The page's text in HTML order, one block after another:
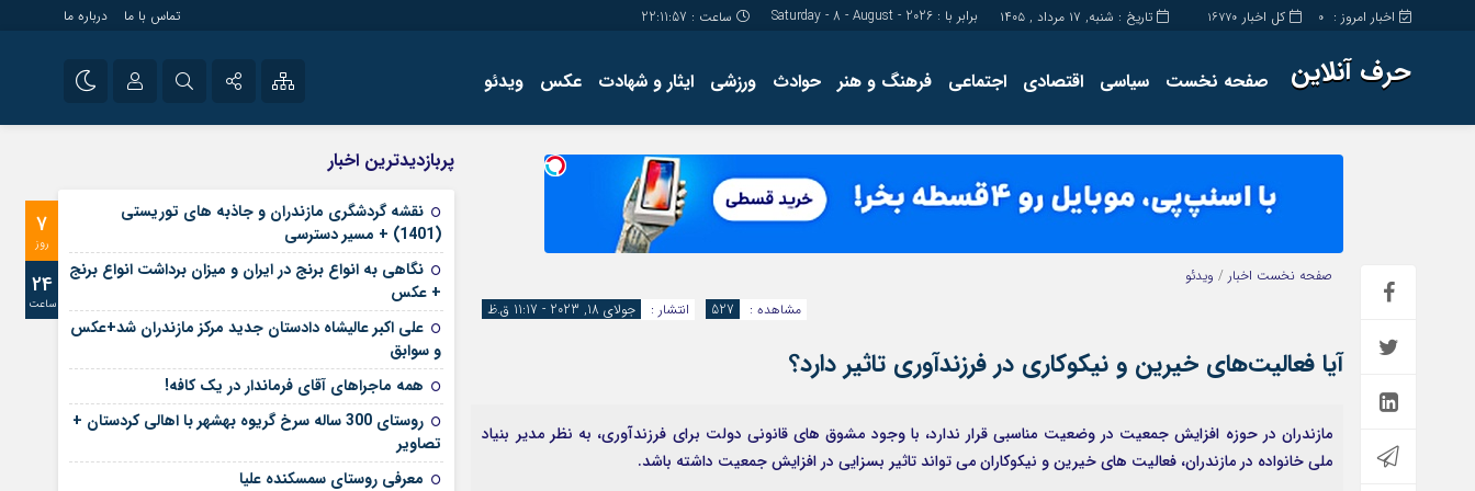
کل اخبار 16770 اخبار امروز : 0 تاریخ : شنبه, ۱۷ مرداد , ۱۴۰۵ برابر با : Saturday - 8 - August - 2026 ساعت : 22:11:57 تماس با ما درباره ما
حرف آنلاین صفحه نخست سیاسی اقتصادی اجتماعی فرهنگ و هنر حوادث ورزشی ایثار و شهادت عکس ویدئو
آپارات
رمز عبور
مرا به خاطر بسپار
کارگاه آموزشی راه اندازی سایت و
تولید محتوا سایت های خبری و
مجله ای
صفحه نخست اخبار / ویدئو
انتشار :
جولای 18, 2023 - 11:17 ق.ظ مشاهده : 527
آیا فعالیت‌های خیرین و نیکوکاری در فرزندآوری تاثیر دارد؟
مازندران در حوزه افزایش جمعیت در وضعیت مناسبی قرار ندارد، با وجود مشوق های قانونی دولت برای فرزندآوری، به نظر مدیر بنیاد
ملی خانواده در مازندران، فعالیت های خیرین و نیکوکاران می تواند تاثیر بسزایی در افزایش جمعیت داشته باشد.
پربازدیدترین اخبار
7
روز
24
ساعت
نقشه گردشگری مازندران و جاذبه های توریستی
(1401) + مسیر دسترسی
نگاهی به انواع برنج در ایران و میزان برداشت انواع برنج
+ عکس
علی‌ اکبر عالیشاه دادستان جدید مرکز مازندران شد+عکس
و سوابق
همه ماجراهای آقای فرماندار در یک کافه!
روستای 300 ساله سرخ ‌گریوه بهشهر با اهالی کردستان +
تصاویر
معرفی روستای سمسکنده علیا